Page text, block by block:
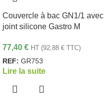
Couvercle à bac GN1/1 avec
joint silicone Gastro M
77,40 € HT (92,88 € TTC)
REF: GR753
Lire la suite